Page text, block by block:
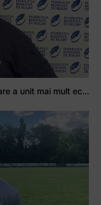
Stejarul Iulian Hartig: A fost un turneu care a unit mai mult echipa